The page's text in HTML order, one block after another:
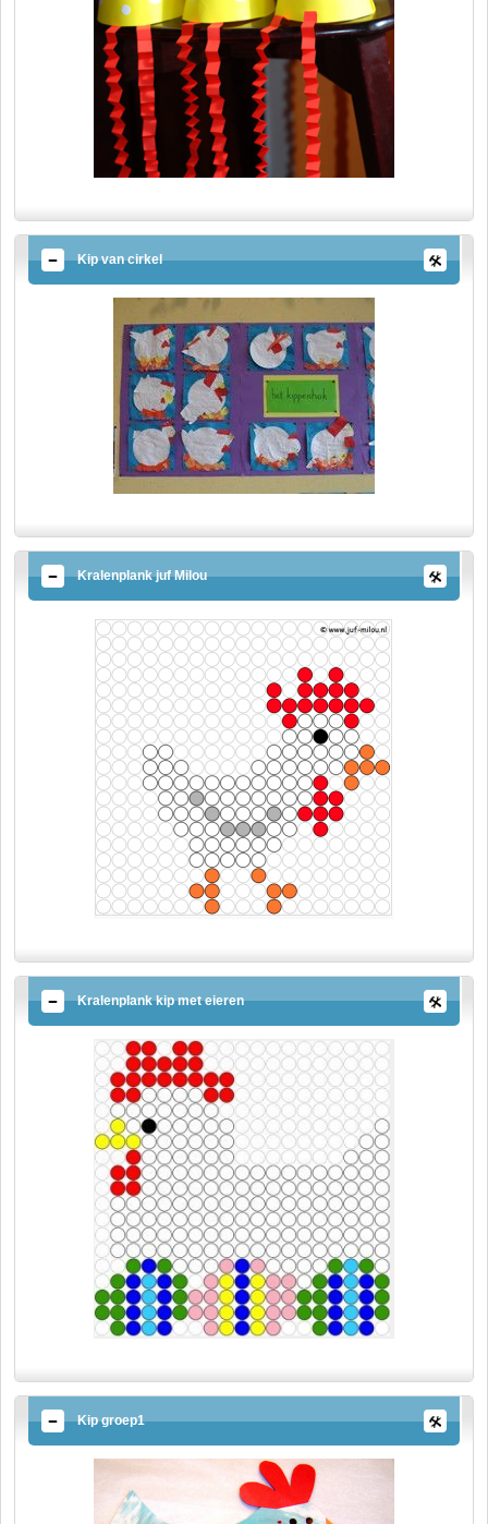
Kip van cirkel
Kralenplank juf Milou
Kralenplank kip met eieren
Kip groep1